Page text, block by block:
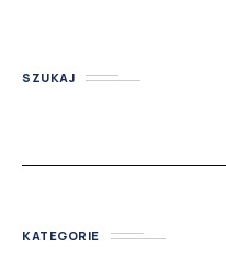
SZUKAJ
KATEGORIE